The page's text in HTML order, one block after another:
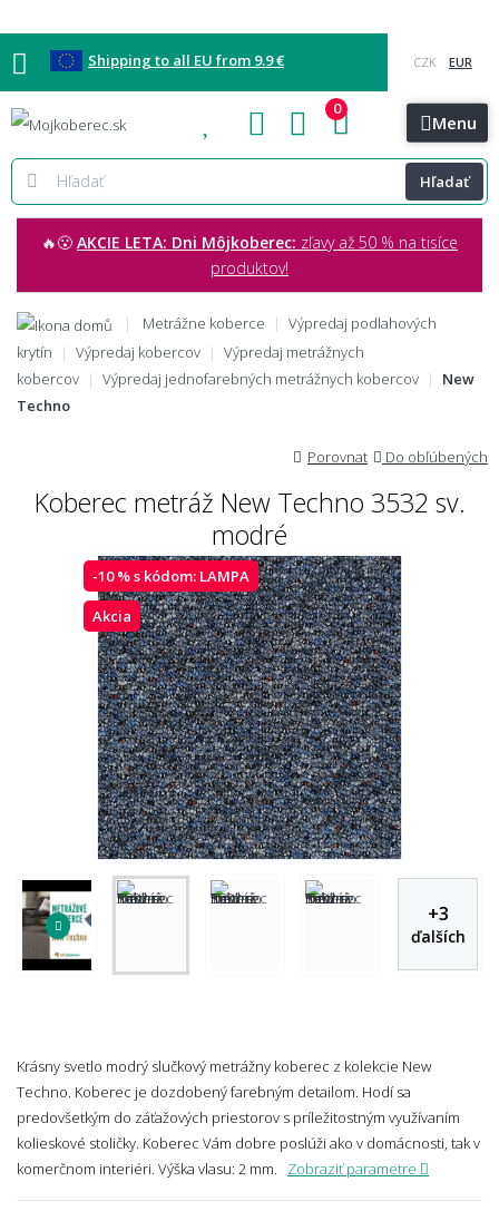
Shipping to all EU from 9.9 €
Blog Kontakt Menu
Hľadať
0
🔥😮 AKCIE LETA: Dni Môjkoberec: zľavy až 50 % na tisíce
produktov!
Metrážne koberce
Výpredaj podlahových
krytín
Výpredaj kobercov
Výpredaj metrážnych
kobercov
Výpredaj jednofarebných metrážnych kobercov
New
Techno
Porovnat Do obľúbených
Koberec metráž New Techno 3532 sv.
modré
-10 % s kódom: LAMPA
Akcia
+3
ďalších
Krásny svetlo modrý slučkový metrážny koberec z kolekcie New
Techno. Koberec je dozdobený farebným detailom. Hodí sa
predovšetkým do záťažových priestorov s príležitostným využívaním
kolieskové stoličky. Koberec Vám dobre poslúži ako v domácnosti, tak v
komerčnom interiéri. Výška vlasu: 2 mm. Zobraziť parametre